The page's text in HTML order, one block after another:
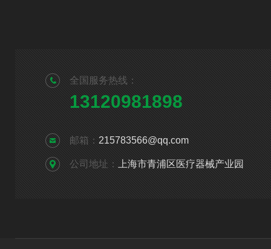
全国服务热线：
13120981898
邮箱： 215783566@qq.com
公司地址： 上海市青浦区医疗器械产业园